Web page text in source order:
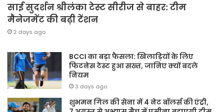
साई सुदर्शन श्रीलंका टेस्ट सीरीज से बाहर: टीम
मैनेजमेंट की बढ़ी टेंशन
2 days ago
BCCI का बड़ा फैसला: खिलाड़ियों के लिए
फिटनेस टेस्ट हुआ सख्त, जानिए क्यों बदले
नियम
3 days ago
शुभमन गिल की सेना में 4 नेट बॉलर्स की एंट्री,